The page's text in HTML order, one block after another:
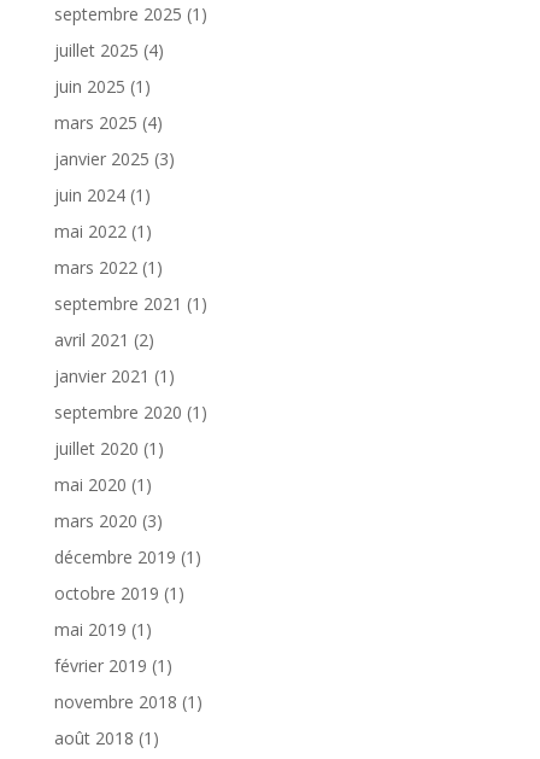
septembre 2025 (1)
juillet 2025 (4)
juin 2025 (1)
mars 2025 (4)
janvier 2025 (3)
juin 2024(1)
mai 2022 (1)
mars 2022 (1)
septembre 2021 (1)
avril 2021 (2)
janvier 2021 (1)
septembre 2020 (1)
juillet 2020 (1)
mai 2020 (1)
mars 2020 (3)
décembre 2019 (1)
octobre 2019 (1)
mai 2019 (1)
février 2019 (1)
novembre 2018 (1)
août 2018 (1)